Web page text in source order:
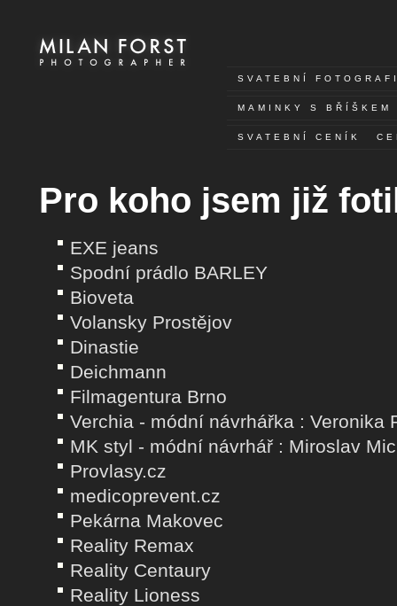
SVATEBNÍ
MAMINKY S BŘÍŠKEM
SVATEBNÍ CENÍK
Pro koho jsem již
EXE jeans
Spodní prádlo BARLEY
Bioveta
Volansky Prostějov
Dinastie
Deichmann
Filmagentura Brno
Verchia - módní návrhářka : Veronika
MK styl - módní návrhář : Miroslav
Provlasy.cz
medicoprevent.cz
Pekárna Makovec
Reality Remax
Reality Centaury
Reality Lioness